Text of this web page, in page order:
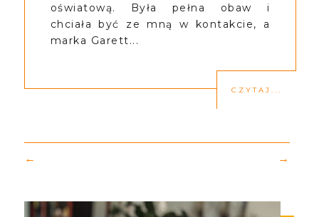
oświatową. Była pełna obaw i
chciała być ze mną w kontakcie, a
marka Garett...
CZYTAJ...
← →